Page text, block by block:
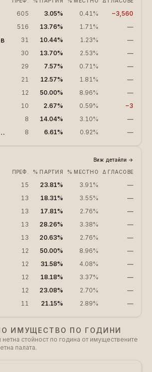
605 3.05% 0.41% −3,560
516 13.76% 1.71% —
31 10.44% 1.23% —
30 13.70% 2.53% —
29 7.57% 0.71% —
21 12.57% 1.81% —
12 50.00% 8.96% —
10 2.67% 0.59% −3
8 14.04% 3.10% —
8 6.61% 0.92% —
Виж детайли →
ПРЕФ. % ПАРТИЯ % МЕСТНО Δ ГЛАСОВЕ
15 23.81% 3.91% —
13 18.31% 3.55% —
13 17.81% 2.76% —
13 28.26% 3.38% —
13 20.63% 2.76% —
12 50.00% 8.96% —
12 31.58% 4.08% —
12 18.18% 3.37% —
12 23.08% 2.70% —
11 21.15% 2.89% —
ИМУЩЕСТВО ПО ГОДИНИ
стойност по година от имуществените
палата.